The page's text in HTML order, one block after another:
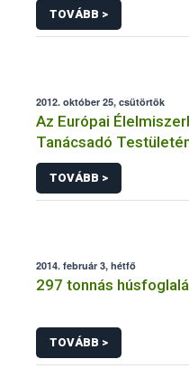
TOVÁBB >
2012. október 25, csütörtök
Az Európai
Tanácsadó
az Európai
megalapításának 10.
TOVÁBB >
2014. február 3, hétfő
297 tonnás
TOVÁBB >